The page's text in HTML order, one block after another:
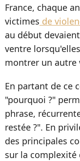
France, chaque
victimes de
au début
ventre
montrer un autre
En partant de ce
"pourquoi ?"
phrase,
restée ?". En
des principales
sur la